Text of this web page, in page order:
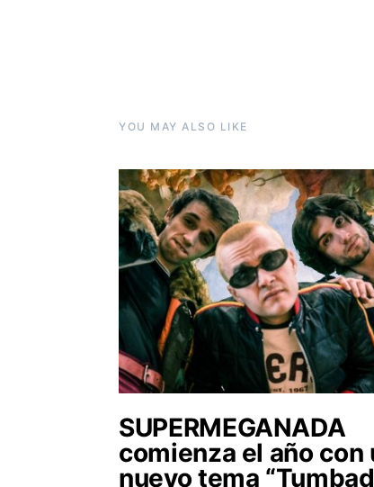
YOU MAY ALSO LIKE
SUPERMEGANADA
comienza el año con
nuevo tema